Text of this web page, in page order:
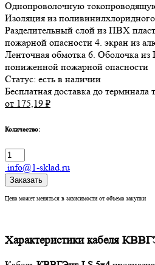
Однопроволочную
Изоляция из поливинилхлоридного
Разделительный слой из ПВХ
пожарной опасности 4. экран из
Ленточная обмотка 6. Оболочка
пониженной пожарной опасности
Статус: есть в наличии
Бесплатная доставка до
от 175,19 ₽
Количество:
info@1-sklad.ru
Заказать
Цена может меняться в зависимости от объема закупки
Характеристики кабеля